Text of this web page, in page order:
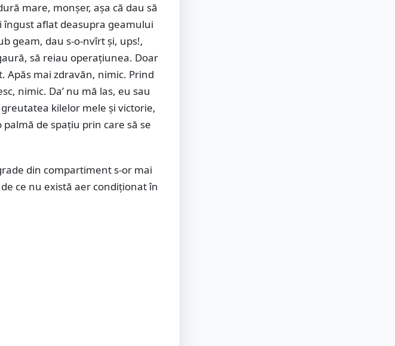
mare, monşer, aşa că dau să
îngust aflat deasupra geamului
geam, dau s-o-nvîrt şi, ups!,
să reiau operaţiunea. Doar
Apăs mai zdravăn, nimic. Prind
nimic. Da’ nu mă las, eu sau
kilelor mele şi victorie,
de spaţiu prin care să se
din compartiment s-or mai
ce nu există aer condiţionat în